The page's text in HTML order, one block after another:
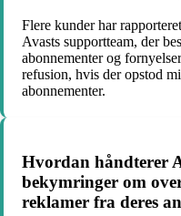
Flere kunder har
Avasts supportteam, der
abonnementer og
refusion, hvis der opstod
abonnementer.
Hvordan håndterer
bekymringer om
reklamer fra deres